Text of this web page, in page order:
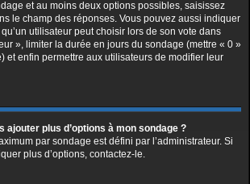
et au moins deux options possibles, saisissez
le champ des réponses. Vous pouvez aussi indiquer
utilisateur peut choisir lors de son vote dans
», limiter la durée en jours du sondage (mettre « 0 »
et enfin permettre aux utilisateurs de modifier leur
ajouter plus d’options à mon sondage ?
par sondage est défini par l’administrateur. Si
plus d’options, contactez-le.